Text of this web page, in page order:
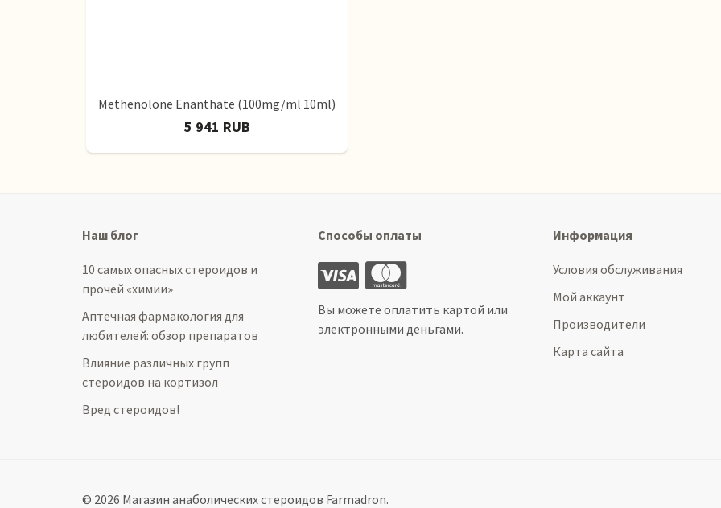
Methenolone Enanthate (100mg/ml 10ml)
5 941 RUB
Наш блог
10 самых опасных стероидов и
прочей «химии»
Аптечная фармакология для
любителей: обзор препаратов
Влияние различных групп
стероидов на кортизол
Вред стероидов!
Способы оплаты
Вы можете оплатить картой или
электронными деньгами.
Информация
Условия обслуживания
Мой аккаунт
Производители
Карта сайта
© 2026 Магазин анаболических стероидов Farmadron.